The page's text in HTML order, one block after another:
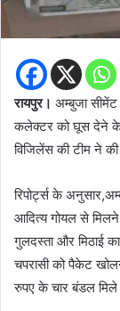
रायपुर। अम्बुजा
कलेक्टर को घूस देने के
विजिलेंस की टीम ने
रिपोर्ट्स के
आदित्य गोयल से
गुलदस्ता और मिठाई
चपरासी को पैकेट
रुपए के चार बंडल